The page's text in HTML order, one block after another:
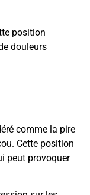
position
douleurs
comme la pire
Cette position
peut provoquer